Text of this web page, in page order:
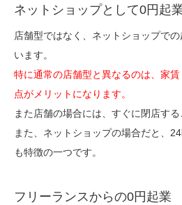
ネットショップとして0円起
店舗型ではなく、ネットショップで
います。
特に通常の店舗型と異なるのは、家
点がメリットになります。
また店舗の場合には、すぐに閉店する
また、ネットショップの場合だと、
も特徴の一つです。
フリーランスからの0円起業